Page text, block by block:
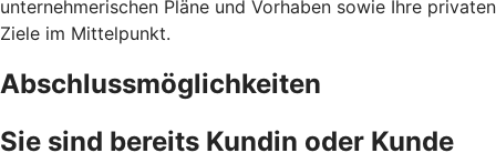
unternehmerischen Pläne und Vorhaben sowie Ihre privaten
Ziele im Mittelpunkt.
Abschlussmöglichkeiten
Sie sind bereits Kundin oder Kunde